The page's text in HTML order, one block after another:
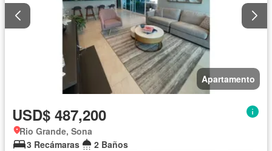
Apartamento
USD$ 487,200
Rio Grande, Sona
3 Recámaras
2 Baños